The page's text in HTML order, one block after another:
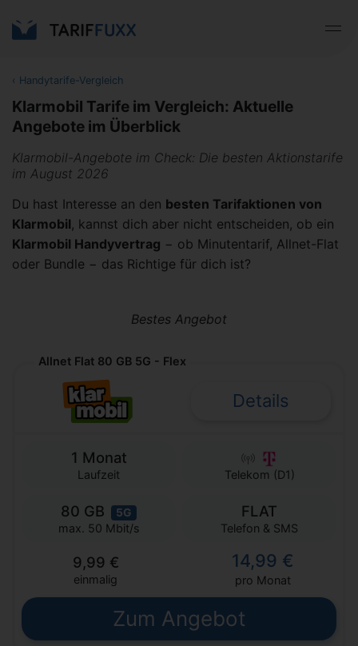
‹ Handytarife-Vergleich
Klarmobil Tarife im Vergleich: Aktuelle
Angebote im Überblick
Klarmobil-Angebote im Check: Die besten Aktionstarife
im August 2026
Du hast Interesse an den besten Tarifaktionen von
Klarmobil, kannst dich aber nicht entscheiden, ob ein
Klarmobil Handyvertrag − ob Minutentarif, Allnet-Flat
oder Bundle − das Richtige für dich ist?
Bestes Angebot
Allnet Flat 80 GB 5G - Flex
Details
1 Monat
Laufzeit Telekom (D1)
80 GB 5G
max. 50 Mbit/s
FLAT
Telefon & SMS
9,99 €
einmalig
14,99 €
pro Monat
Zum Angebot